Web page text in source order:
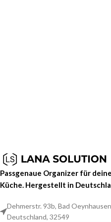
Passgenaue Organizer für deine
Küche. Hergestellt in
Dehmerstr. 93b, Bad
Deutschland, 32549